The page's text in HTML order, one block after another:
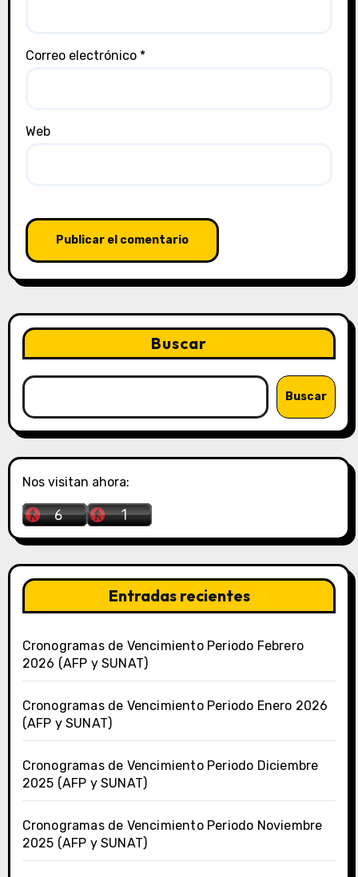
Correo electrónico *
Web
Buscar
Buscar
Nos visitan ahora:
Entradas recientes
Cronogramas de Vencimiento Periodo Febrero
2026 (AFP y SUNAT)
Cronogramas de Vencimiento Periodo Enero 2026
(AFP y SUNAT)
Cronogramas de Vencimiento Periodo Diciembre
2025 (AFP y SUNAT)
Cronogramas de Vencimiento Periodo Noviembre
2025 (AFP y SUNAT)